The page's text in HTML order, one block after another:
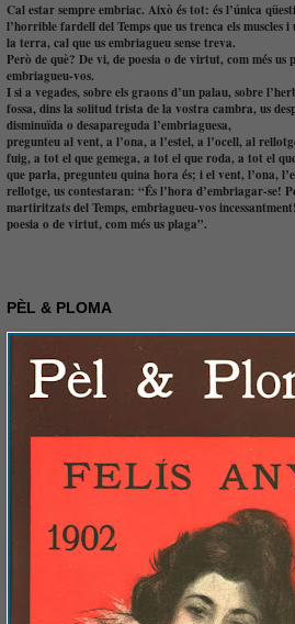
Cal estar sempre embriac. Això és tot: és l’única
l’horrible fardell del Temps que us trenca els muscles i
la terra, cal que us embriagueu sense treva.
Però de què? De vi, de poesia o de virtut, com més us
embriagueu-vos.
I si a vegades, sobre els graons d’un palau, sobre
fossa, dins la solitud trista de la vostra cambra, us
disminuïda o desapareguda l’embriaguesa,
pregunteu al vent, a l’ona, a l’estel, a l’ocell, al
fuig, a tot el que gemega, a tot el que roda, a tot el
que parla, pregunteu quina hora és; i el vent, l’ona,
rellotge, us contestaran: “És l’hora d’embriagar-se!
martiritzats del Temps, embriagueu-vos
poesia o de virtut, com més us plaga”.
PÈL & PLOMA